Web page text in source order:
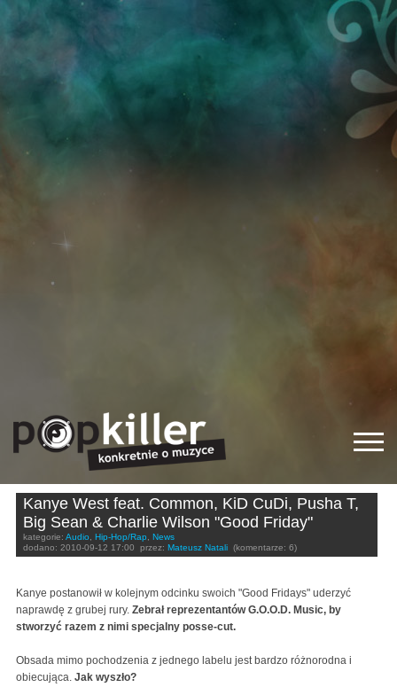
Kanye West feat. Common, KiD CuDi, Pusha T,
Big Sean & Charlie Wilson "Good Friday"
kategorie: Audio, Hip-Hop/Rap, News
dodano: 2010-09-12 17:00 przez: Mateusz Natali (komentarze: 6)
Kanye postanowił w kolejnym odcinku swoich "Good Fridays" uderzyć
naprawdę z grubej rury. Zebrał reprezentantów G.O.O.D. Music, by
stworzyć razem z nimi specjalny posse-cut.
Obsada mimo pochodzenia z jednego labelu jest bardzo różnorodna i
obiecująca. Jak wyszło?